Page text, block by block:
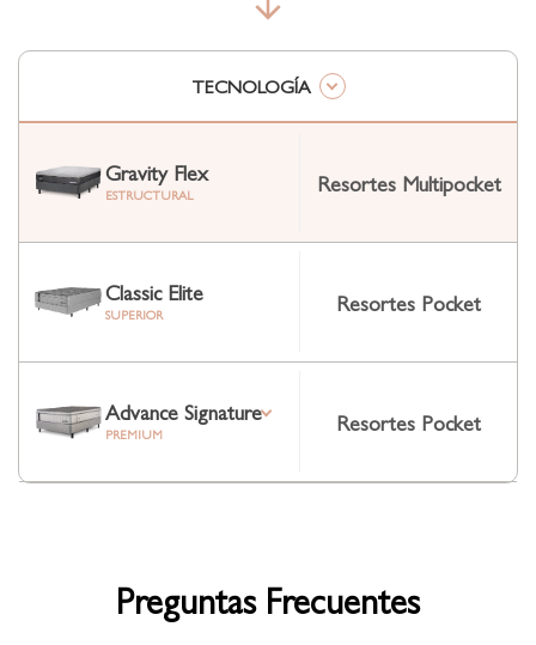
TECNOLOGÍA
Gravity Flex
ESTRUCTURAL Resortes Multipocket
Classic Elite
SUPERIOR Resortes Pocket
Advance Signature
PREMIUM Resortes Pocket
Preguntas Frecuentes